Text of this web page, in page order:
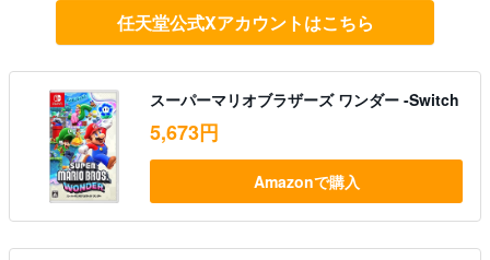
任天堂公式Xアカウントはこちら
スーパーマリオブラザーズ ワンダー -Switch
5,673円
Amazonで購入